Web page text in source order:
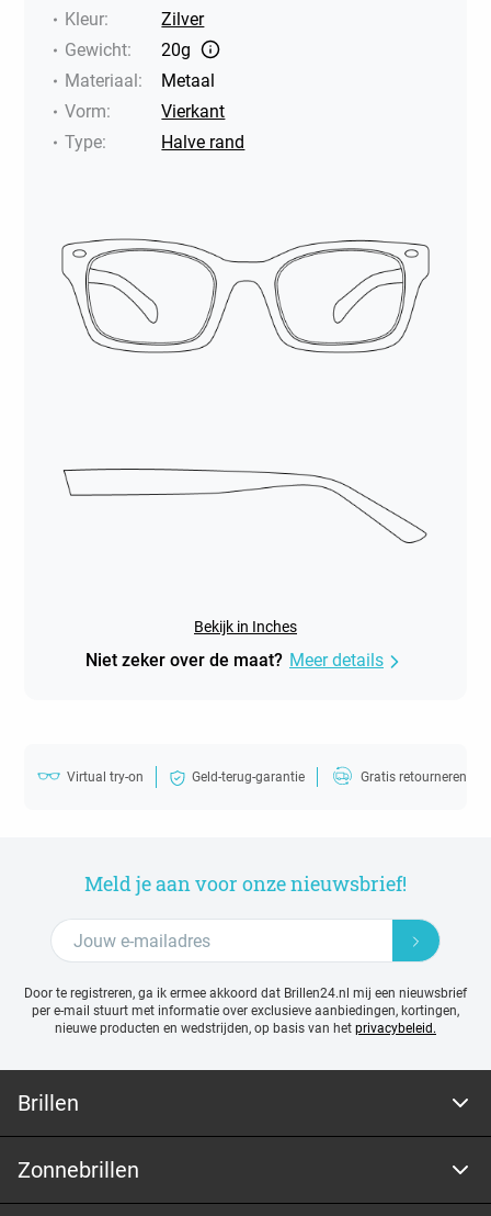
Kleur:
Zilver
Gewicht:
20g
Materiaal:
Metaal
Vorm:
Vierkant
Type: Halve rand
Bekijk in Inches
Niet zeker over de maat? Meer details
Virtual try-on Geld-terug-garantie Gratis retourneren
Meld je aan voor onze nieuwsbrief!
Door te registreren, ga ik ermee akkoord dat Brillen24.nl mij een nieuwsbrief
per e-mail stuurt met informatie over exclusieve aanbiedingen, kortingen,
nieuwe producten en wedstrijden, op basis van het privacybeleid.
Brillen
Zonnebrillen